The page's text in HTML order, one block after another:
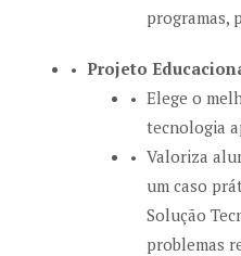
programas,
Projeto
Elege o
tecnologia
Valoriza
um caso
Solução
problemas